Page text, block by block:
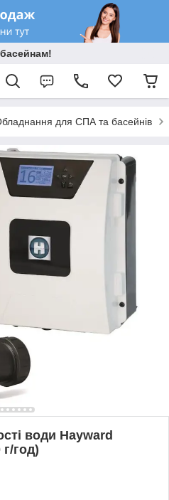
для СПА та басейнів
води Hayward
год)